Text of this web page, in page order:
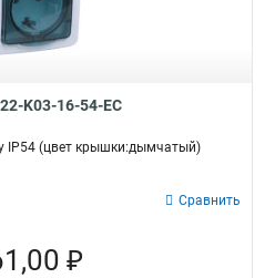
K03-16-54-EC
IP54 (цвет крышки:дымчатый)
Сравнить
₽